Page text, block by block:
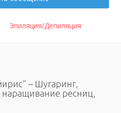
Эпиляция/Депиляция
– Шугаринг,
ресниц,